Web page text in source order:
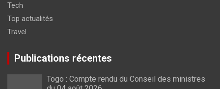
Tech
Top actualités
Travel
Publications récentes
Togo : Compte rendu du Conseil des ministres